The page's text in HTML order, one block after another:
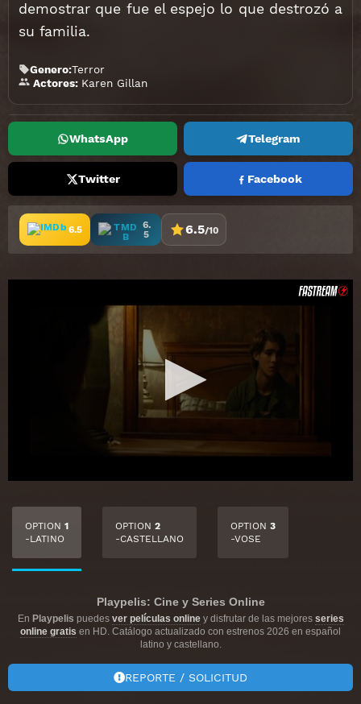
demostrar que fue el espejo lo que destrozó a
su familia.
Genero:Terror
Actores: Karen Gillan
WhatsApp Telegram
Twitter Facebook
6.5
6.
5
6.5/10
OPTION 1
-LATINO
OPTION 2
-CASTELLANO
OPTION 3
-VOSE
Playpelis: Cine y Series Online
En Playpelis puedes ver películas onliney disfrutar de las mejores series
online gratis en HD. Catálogo actualizado con estrenos 2026 en español
latino y castellano.
REPORTE / SOLICITUD